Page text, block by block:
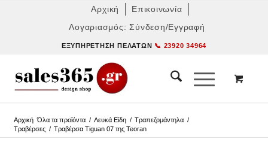
Αρχική
Επικοινωνία
Λογαριασμός: Σύνδεση/Εγγραφή
ΕΞΥΠΗΡΈΤΗΣΗ ΠΕΛΑΤΏΝ 📞 23920 34964
Αρχική Όλα τα προϊόντα / Λευκά Είδη / Τραπεζομάντηλα /
Τραβέρσες / Τραβέρσα Tiguan 07 της Teoran